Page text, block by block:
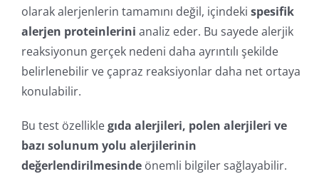
olarak alerjenlerin tamamını değil, içindeki spesifik
alerjen proteinlerini analiz eder. Bu sayede alerjik
reaksiyonun gerçek nedeni daha ayrıntılı şekilde
belirlenebilir ve çapraz reaksiyonlar daha net ortaya
konulabilir.
Bu test özelliklegıda alerjileri, polen alerjileri ve
bazı solunum yolu alerjilerinin
değerlendirilmesindeönemli bilgiler sağlayabilir.